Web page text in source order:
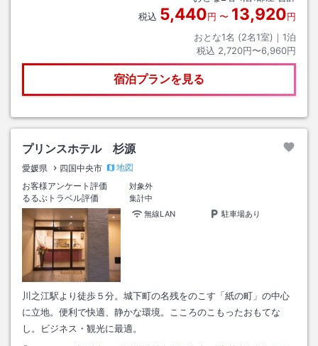
税込 5,440円 〜 13,920円
おとな1名 (2名1室)｜ 1泊
税込 2,720円〜6,960円
宿泊プランを見る
プリンスホテル 杉源
愛媛県 四国中央市
地図
お客様アンケート評価
対象外
るるぶトラベル評価
集計中
無線LAN
駐車場あり
川之江駅より徒歩５分。城下町の名残をのこす「紙の町」の中心
に立地。便利で快適、静かな環境。こころのこもったおもてな
し。ビジネス・観光に最適。